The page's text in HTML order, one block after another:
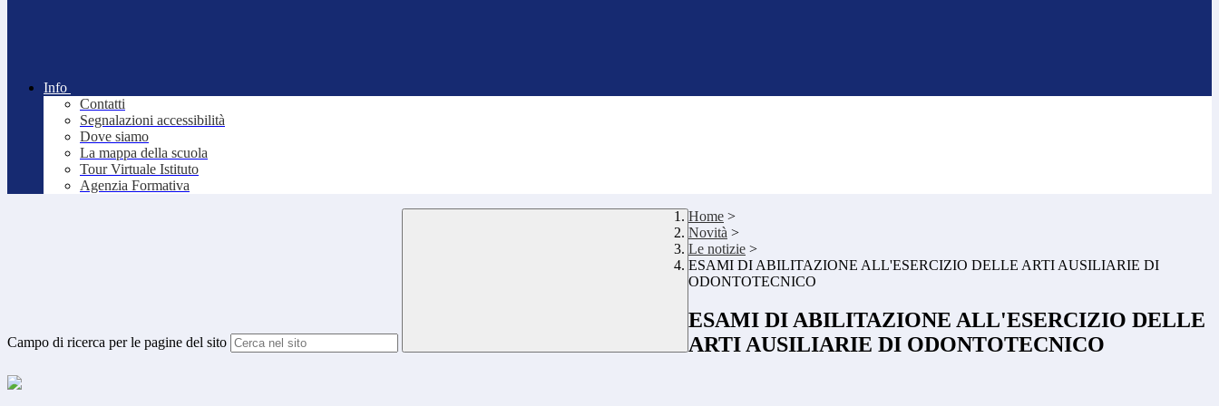
Info
Contatti
Segnalazioni accessibilità
Dove siamo
La mappa della scuola
Tour Virtuale Istituto
Agenzia Formativa
Campo di ricerca per le pagine del sito
Home >
Novità >
Le notizie >
ESAMI DI ABILITAZIONE ALL'ESERCIZIO DELLE ARTI AUSILIARIE DI
ODONTOTECNICO
ESAMI DI ABILITAZIONE ALL'ESERCIZIO DELLE
ARTI AUSILIARIE DI ODONTOTECNICO